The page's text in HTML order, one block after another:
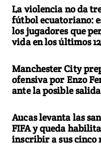
La violencia no da
fútbol ecuatoriano:
los jugadores que
vida en los últimos
Manchester City
ofensiva por Enzo
ante la posible
Aucas levanta las
FIFA y queda
inscribir a sus cinco